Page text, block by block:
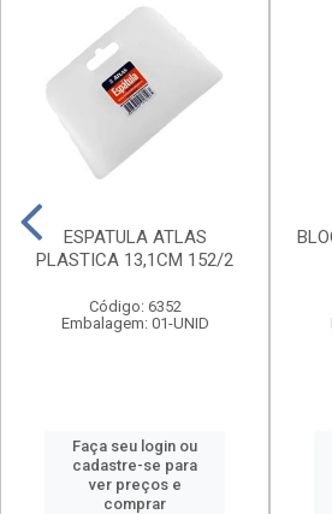
ESPATULA ATLAS
PLASTICA 13,1CM 152/2
Código: 6352
Embalagem: 01-UNID
Faça seu login ou
cadastre-se para
ver preços e
comprar